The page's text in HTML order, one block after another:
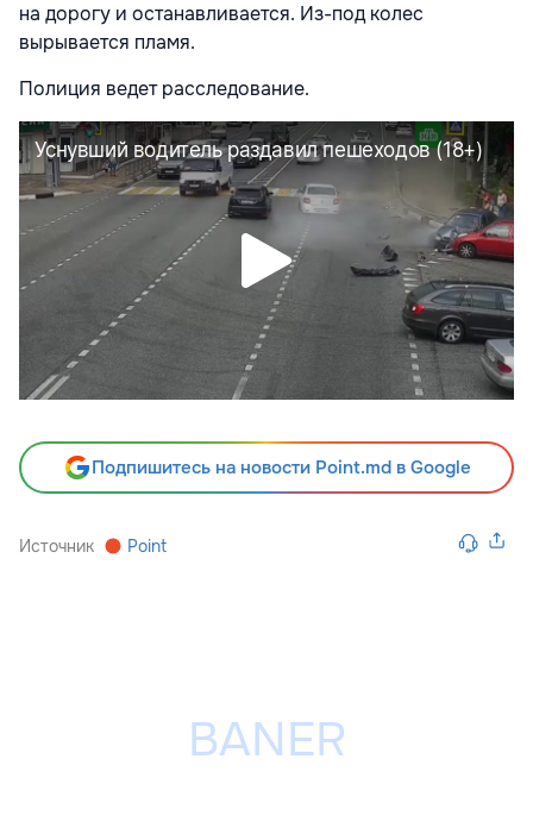
на дорогу и останавливается. Из-под колес
вырывается пламя.
Полиция ведет расследование.
Подпишитесь на новости Point.md в Google
Источник Point